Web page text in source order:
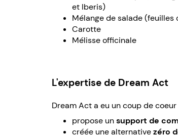
et Iberis)
Mélange de salade (feuilles
Carotte
Mélisse officinale
L'expertise de Dream Act
Dream Act a eu un coup de
propose unsupport de
créée une alternativezéro